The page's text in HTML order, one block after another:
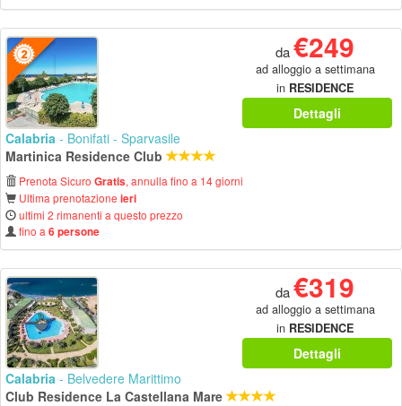
da€249
ad alloggio a settimana
in RESIDENCE
Dettagli
Calabria - Bonifati - Sparvasile
Martinica Residence Club
Prenota Sicuro Gratis, annulla fino a 14 giorni
Ultima prenotazione ieri
ultimi 2 rimanenti a questo prezzo
fino a 6 persone
da€319
ad alloggio a settimana
in RESIDENCE
Dettagli
Calabria - Belvedere Marittimo
Club Residence La Castellana Mare